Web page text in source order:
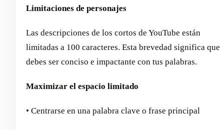
Limitaciones de personajes
Las descripciones de los cortos de YouTube están
limitadas a 100 caracteres. Esta brevedad significa que
debes ser conciso e impactante con tus palabras.
Maximizar el espacio limitado
• Centrarse en una palabra clave o frase principal